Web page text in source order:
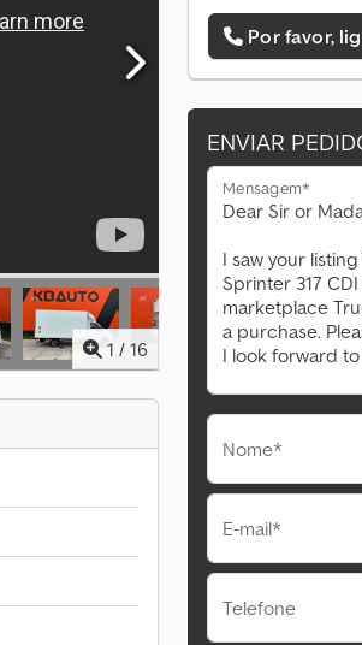
1 / 16
Por favor,
ENVIAR
Mensagem*
Nome*
E-mail*
Telefone